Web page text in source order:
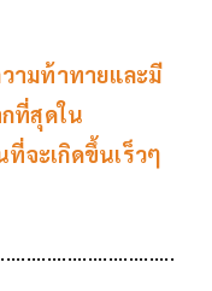
ามท้าทายและมี
ที่สุดใน
จะเกิดขึ้นเร็วๆ